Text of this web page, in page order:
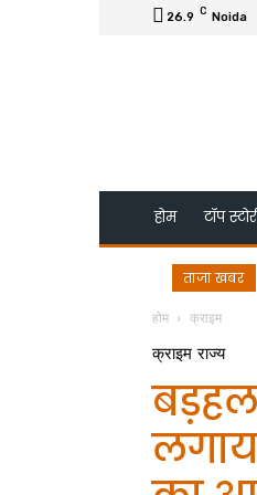
26.9 C Noida
होम टॉप
ताजा खबर
होम क्राइम
क्राइम राज्य